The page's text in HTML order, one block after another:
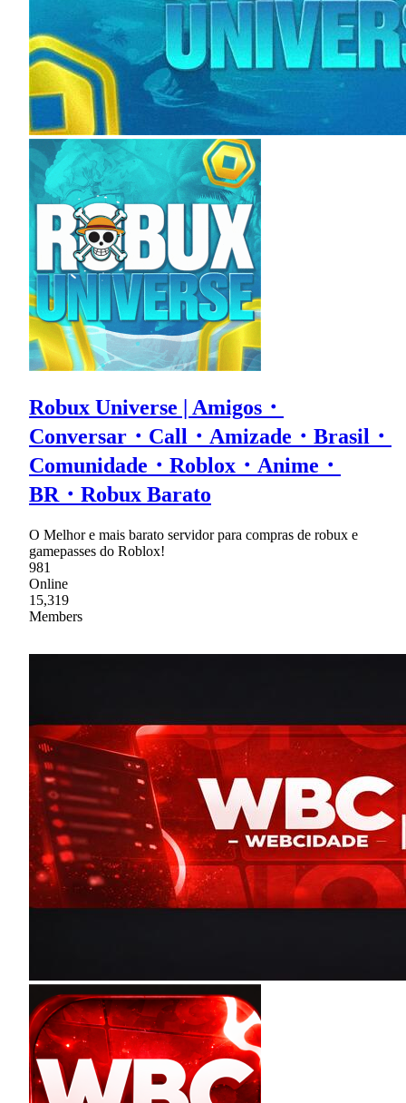
Robux Universe | Amigos・
Conversar・Call・Amizade・Brasil・
Comunidade・Roblox・Anime・
BR・Robux Barato
O Melhor e mais barato servidor para compras de robux e
gamepasses do Roblox!
981
Online
15,319
Members